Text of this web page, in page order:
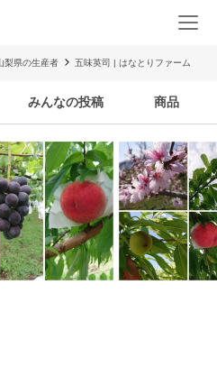
梨県の生産者 五味英司 | はなとりファーム
みんなの投稿 商品